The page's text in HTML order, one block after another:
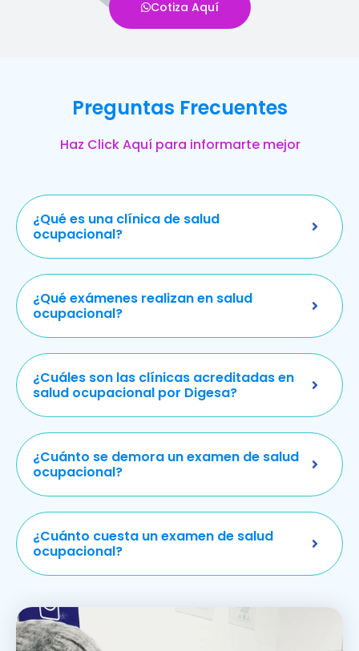
Cotiza Aquí
Preguntas Frecuentes
Haz Click Aquí para informarte mejor
¿Qué es una clínica de salud
ocupacional?
¿Qué exámenes realizan en salud
ocupacional?
¿Cuáles son las clínicas acreditadas en
salud ocupacional por Digesa?
¿Cuánto se demora un examen de salud
ocupacional?
¿Cuánto cuesta un examen de salud
ocupacional?